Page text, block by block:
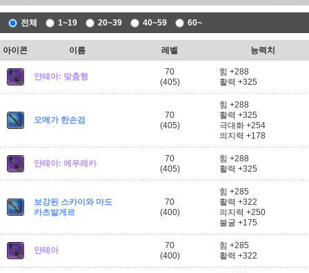
전체 1~19 20~39 40~59 60~
아이콘 이름 레벨 능력치
안테아: 맞춤형
70
(405)
힘 +288
활력 +325
오메가 한손검
70
(405)
힘 +288
활력 +325
극대화 +254
의지력 +178
안테아: 에우레카
70
(405)
힘 +288
활력 +325
보강된 스카이와 마도
카츠발게르
70
(400)
힘 +285
활력 +322
의지력 +250
불굴 +175
안테아
70
(400)
힘 +285
활력 +322